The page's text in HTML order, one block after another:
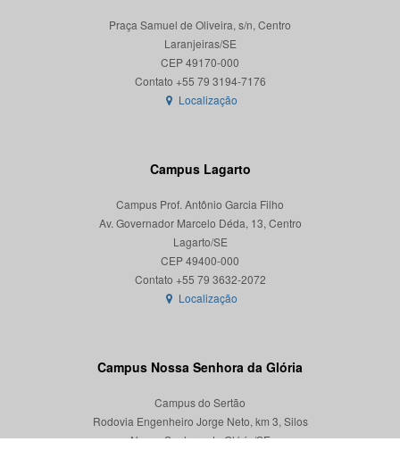
Praça Samuel de Oliveira, s/n, Centro
Laranjeiras/SE
CEP 49170-000
Localização
Campus Lagarto
Campus Prof. Antônio Garcia Filho
Av. Governador Marcelo Déda, 13, Centro
Lagarto/SE
CEP 49400-000
Localização
Campus Nossa Senhora da Glória
Campus do Sertão
Rodovia Engenheiro Jorge Neto, km 3, Silos
Nossa Senhora da Glória/SE